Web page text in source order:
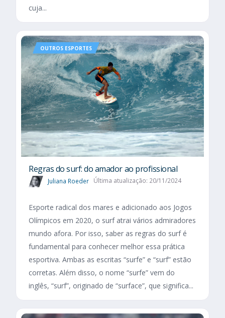
cuja...
OUTROS ESPORTES
Regras do surf: do amador ao profissional
Juliana Roeder Última atualização: 20/11/2024
Esporte radical dos mares e adicionado aos Jogos
Olímpicos em 2020, o surf atrai vários admiradores
mundo afora. Por isso, saber as regras do surf é
fundamental para conhecer melhor essa prática
esportiva. Ambas as escritas “surfe” e “surf” estão
corretas. Além disso, o nome “surfe” vem do
inglês, “surf”, originado de “surface”, que significa...